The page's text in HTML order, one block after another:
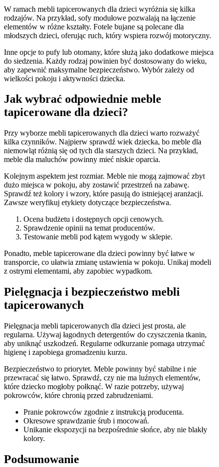
W ramach mebli tapicerowanych dla dzieci wyróżnia się kilka
rodzajów. Na przykład, sofy modułowe pozwalają na łączenie
elementów w różne kształty. Fotele bujane są polecane dla
młodszych dzieci, oferując ruch, który wspiera rozwój motoryczny.
Inne opcje to pufy lub otomany, które służą jako dodatkowe miejsca
do siedzenia. Każdy rodzaj powinien być dostosowany do wieku,
aby zapewnić maksymalne bezpieczeństwo. Wybór zależy od
wielkości pokoju i aktywności dziecka.
Jak wybrać odpowiednie meble
tapicerowane dla dzieci?
Przy wyborze mebli tapicerowanych dla dzieci warto rozważyć
kilka czynników. Najpierw sprawdź wiek dziecka, bo meble dla
niemowląt różnią się od tych dla starszych dzieci. Na przykład,
meble dla maluchów powinny mieć niskie oparcia.
Kolejnym aspektem jest rozmiar. Meble nie mogą zajmować zbyt
dużo miejsca w pokoju, aby zostawić przestrzeń na zabawę.
Sprawdź też kolory i wzory, które pasują do istniejącej aranżacji.
Zawsze weryfikuj etykiety dotyczące bezpieczeństwa.
Ocena budżetu i dostępnych opcji cenowych.
Sprawdzenie opinii na temat producentów.
Testowanie mebli pod kątem wygody w sklepie.
Ponadto, meble tapicerowane dla dzieci powinny być łatwe w
transporcie, co ułatwia zmianę ustawienia w pokoju. Unikaj modeli
z ostrymi elementami, aby zapobiec wypadkom.
Pielęgnacja i bezpieczeństwo mebli
tapicerowanych
Pielęgnacja mebli tapicerowanych dla dzieci jest prosta, ale
regularna. Używaj łagodnych detergentów do czyszczenia tkanin,
aby uniknąć uszkodzeń. Regularne odkurzanie pomaga utrzymać
higienę i zapobiega gromadzeniu kurzu.
Bezpieczeństwo to priorytet. Meble powinny być stabilne i nie
przewracać się łatwo. Sprawdź, czy nie ma luźnych elementów,
które dziecko mogłoby połknąć. W razie potrzeby, używaj
pokrowców, które chronią przed zabrudzeniami.
Pranie pokrowców zgodnie z instrukcją producenta.
Okresowe sprawdzanie śrub i mocowań.
Unikanie ekspozycji na bezpośrednie słońce, aby nie blakły
kolory.
Podsumowanie